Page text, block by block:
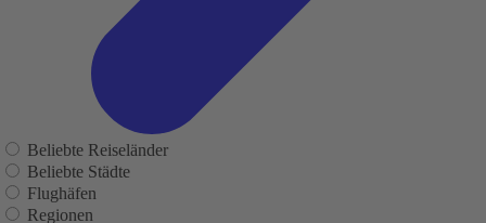
Beliebte Reiseländer
Beliebte Städte
Flughäfen
Regionen